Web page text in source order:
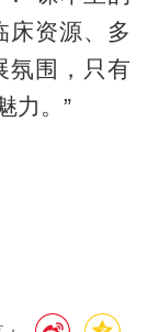
床资源、多
氛围，只有
力。”